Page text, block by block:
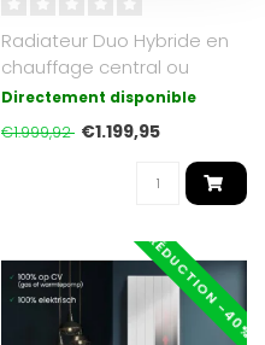
Radiateur Duo Hybride en
chauffage central ou
électrique. Noir Mat RAL
9005 ave..
Directement disponible
€1.999,92 €1.199,95
RÉDUCTION -40%